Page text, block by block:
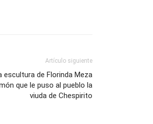
Artículo siguiente
escultura de Florinda Meza
que le puso al pueblo la
viuda de Chespirito